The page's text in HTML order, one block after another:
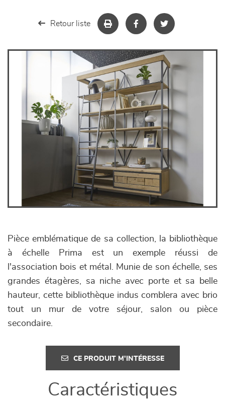
chambres et dressing
décoration
Retour liste
Pièce emblématique de sa collection, la bibliothèque
à échelle Prima est un exemple réussi de
l'association bois et métal. Munie de son échelle, ses
grandes étagères, sa niche avec porte et sa belle
hauteur, cette bibliothèque indus comblera avec brio
tout un mur de votre séjour, salon ou pièce
secondaire.
CE PRODUIT M'INTÉRESSE
Caractéristiques